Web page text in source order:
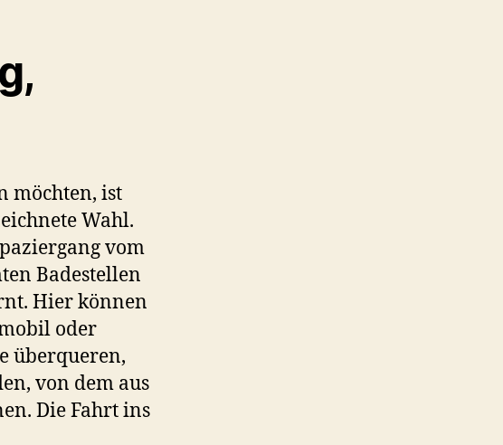
möchten, ist
Wahl.
vom
Badestellen
Hier können
oder
überqueren,
von dem aus
Die Fahrt ins